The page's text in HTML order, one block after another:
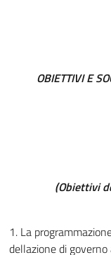
OBIETTIVI E
(Obiettivi
1. La
dellazione di